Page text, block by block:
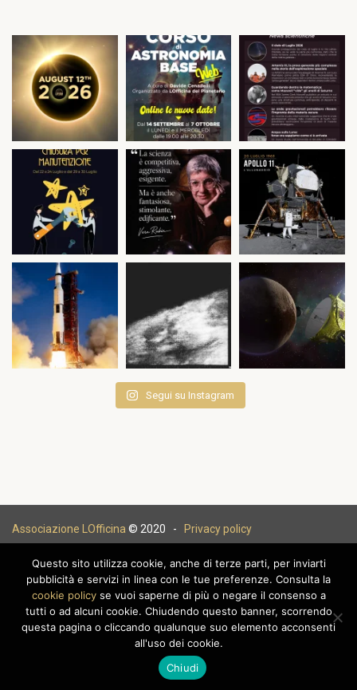
Segui su Instagram
Associazione LOfficina © 2020 - Privacy policy
Questo sito utilizza cookie, anche di terze parti, per inviarti
pubblicità e servizi in linea con le tue preferenze. Consulta la
cookie policyse vuoi saperne di più o negare il consenso a
tutti o ad alcuni cookie. Chiudendo questo banner, scorrendo
questa pagina o cliccando qualunque suo elemento acconsenti
all'uso dei cookie.
Chiudi